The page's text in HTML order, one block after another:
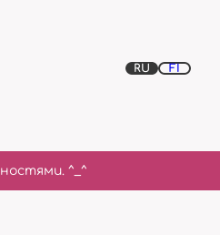
^_^
RU FI